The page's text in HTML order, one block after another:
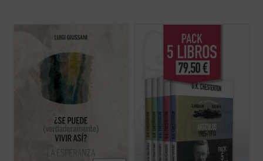
Giussani, que la esperanza es una palabra
rica apertura a la realidad, el más rico
descubrimiento en la realidad, la mayor
exaltación de la realidad que el hombre ...
G.K. Chesterton fue uno de los escritores
más importantes del siglo XX. Publicó una
extensa colección de libros, ensayos y
artículos, poemas, obras de teatro, novelas
y cuentos que incluyen su famosa serie
sobre el padre Brown. Se consideraba, ...